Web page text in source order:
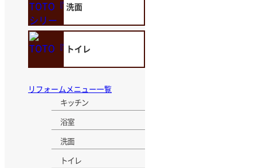
洗面
トイレ
リフォームメニュー一覧
キッチン
浴室
洗面
トイレ